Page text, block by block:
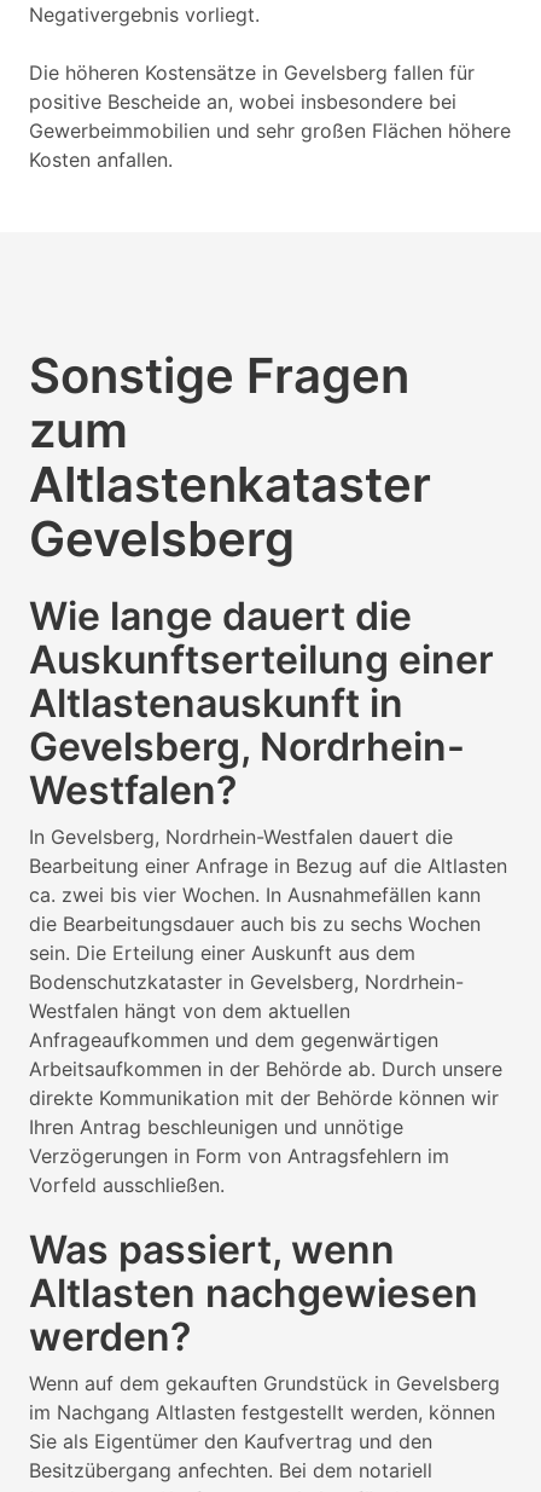
Negativergebnis vorliegt.
Die höheren Kostensätze in Gevelsberg fallen für
positive Bescheide an, wobei insbesondere bei
Gewerbeimmobilien und sehr großen Flächen höhere
Kosten anfallen.
Sonstige Fragen
zum
Altlastenkataster
Gevelsberg
Wie lange dauert die
Auskunftserteilung einer
Altlastenauskunft in
Gevelsberg, Nordrhein-
Westfalen?
In Gevelsberg, Nordrhein-Westfalen dauert die
Bearbeitung einer Anfrage in Bezug auf die Altlasten
ca. zwei bis vier Wochen. In Ausnahmefällen kann
die Bearbeitungsdauer auch bis zu sechs Wochen
sein. Die Erteilung einer Auskunft aus dem
Bodenschutzkataster in Gevelsberg, Nordrhein-
Westfalen hängt von dem aktuellen
Anfrageaufkommen und dem gegenwärtigen
Arbeitsaufkommen in der Behörde ab. Durch unsere
direkte Kommunikation mit der Behörde können wir
Ihren Antrag beschleunigen und unnötige
Verzögerungen in Form von Antragsfehlern im
Vorfeld ausschließen.
Was passiert, wenn
Altlasten nachgewiesen
werden?
Wenn auf dem gekauften Grundstück in Gevelsberg
im Nachgang Altlasten festgestellt werden, können
Sie als Eigentümer den Kaufvertrag und den
Besitzübergang anfechten. Bei dem notariell